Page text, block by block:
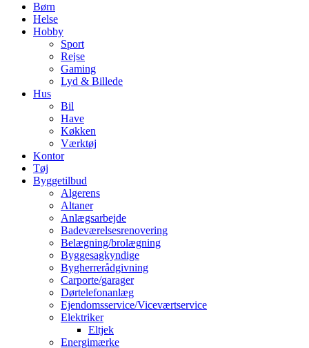
Børn
Helse
Hobby
Sport
Rejse
Gaming
Lyd & Billede
Hus
Bil
Have
Køkken
Værktøj
Kontor
Tøj
Byggetilbud
Algerens
Altaner
Anlægsarbejde
Badeværelsesrenovering
Belægning/brolægning
Byggesagkyndige
Bygherrerådgivning
Carporte/garager
Dørtelefonanlæg
Ejendomsservice/Viceværtservice
Elektriker
Eltjek
Energimærke